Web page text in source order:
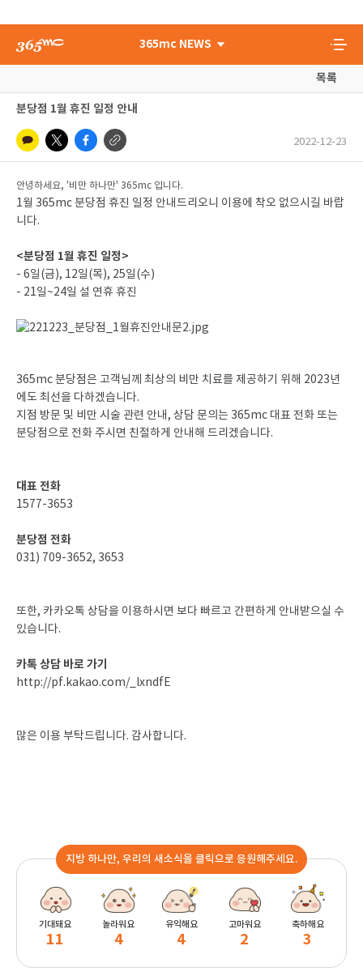
365mc NEWS
목록
분당점 1월 휴진 일정 안내
2022-12-23
안녕하세요, '비만 하나만' 365mc 입니다.
1월 365mc 분당점 휴진 일정 안내드리오니 이용에 착오 없으시길 바랍
니다.
<분당점 1월 휴진 일정>
- 6일(금), 12일(목), 25일(수)
- 21일~24일 설 연휴 휴진
365mc 분당점은 고객님께 최상의 비만 치료를 제공하기 위해 2023년
에도 최선을 다하겠습니다.
지점 방문 및 비만 시술 관련 안내, 상담 문의는 365mc 대표 전화 또는
분당점으로 전화 주시면 친절하게 안내해 드리겠습니다.
대표 전화
1577-3653
분당점 전화
031) 709-3652, 3653
또한, 카카오톡 상담을 이용하시면 보다 빠르고 간편하게 안내받으실 수
있습니다.
카톡 상담 바로 가기
http://pf.kakao.com/_lxndfE
많은 이용 부탁드립니다. 감사합니다.
지방 하나만, 우리의 새소식을 클릭으로 응원해주세요.
기대돼요
11
놀라워요
4
유익해요
4
고마워요
2
축하해요
3